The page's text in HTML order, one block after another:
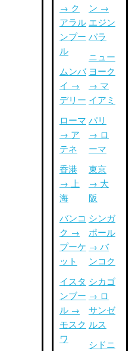
→ ク
アラル
ンプー
ル
ムンバ
イ →
デリー
ローマ
→ ア
テネ
香港
→ 上
海
バンコ
ク →
プーケ
ット
イスタ
ンブー
ル →
モスク
ワ
ン →
エジン
バラ
ニュー
ヨーク
→ マ
イアミ
パリ
→ ロ
ーマ
東京
→ 大
阪
シンガ
ポール
→ バ
ンコク
シカゴ
→ ロ
サンゼ
ルス
シドニ